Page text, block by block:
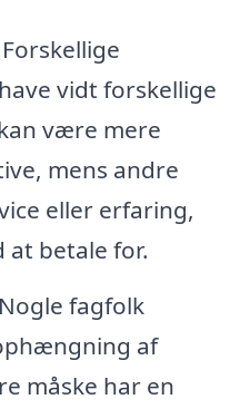
Forskellige
vidt forskellige
være mere
mens andre
eller erfaring,
betale for.
Nogle fagfolk
af
måske har en